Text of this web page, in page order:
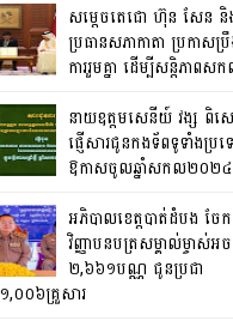
សម្តេចតេជោ ហ៊ុន សែន និ
ប្រធានសភាកាតា ប្រកាសប្រឹ
ការ​រួមគ្នា ដើម្បីសន្តិភាពស
នាយឧត្តមសេនីយ៍ វង្ស ពិស
ផ្ញើសារជូនកងទ័ពទូទាំងប្រ
ឱកាសចូលឆ្នាំសកល២០២៤
អភិបាលខេត្តបាត់ដំបង ចែក
វិញ្ញាបនបត្រសម្គាល់ម្ចាស់អ
២,៦៦១បណ្ណ ជូនប្រជា
,០០៦គ្រួសារ